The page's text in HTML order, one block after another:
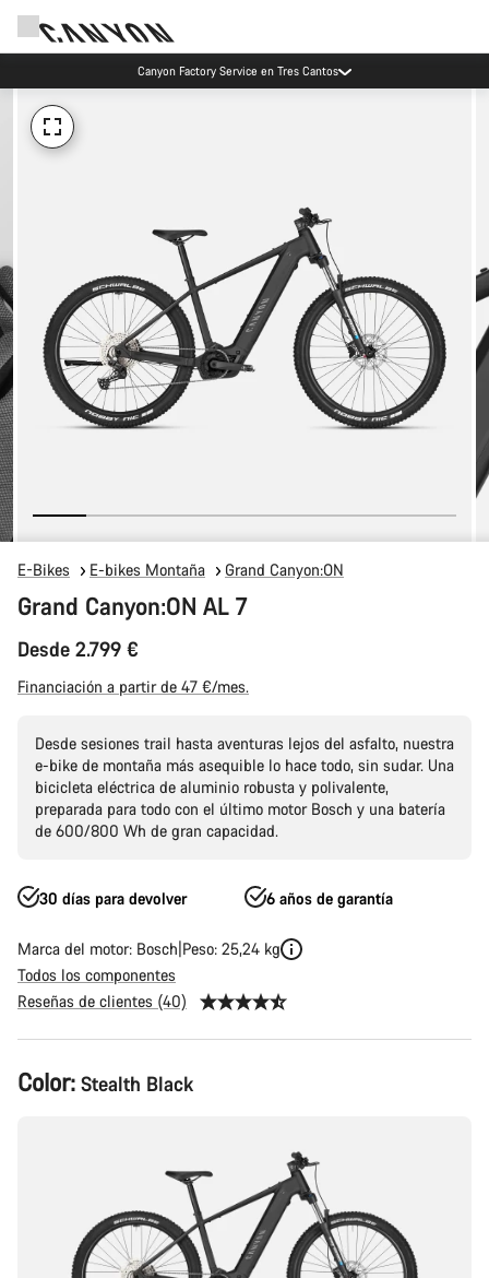
Ahorra con el newsletter Canyon
E-Bikes E-bikes Montaña Grand Canyon:ON
Grand Canyon:ON AL 7
Desde 2.799 €
Financiación a partir de 47 €/mes.
Desde sesiones trail hasta aventuras lejos del asfalto, nuestra
e-bike de montaña más asequible lo hace todo, sin sudar. Una
bicicleta eléctrica de aluminio robusta y polivalente,
preparada para todo con el último motor Bosch y una batería
de 600/800 Wh de gran capacidad.
30 días para devolver 6 años de garantía
Marca del motor: Bosch Peso: 25,24 kg
Todos los componentes
Reseñas de clientes (40)
Configuración
del
Color: Stealth Black